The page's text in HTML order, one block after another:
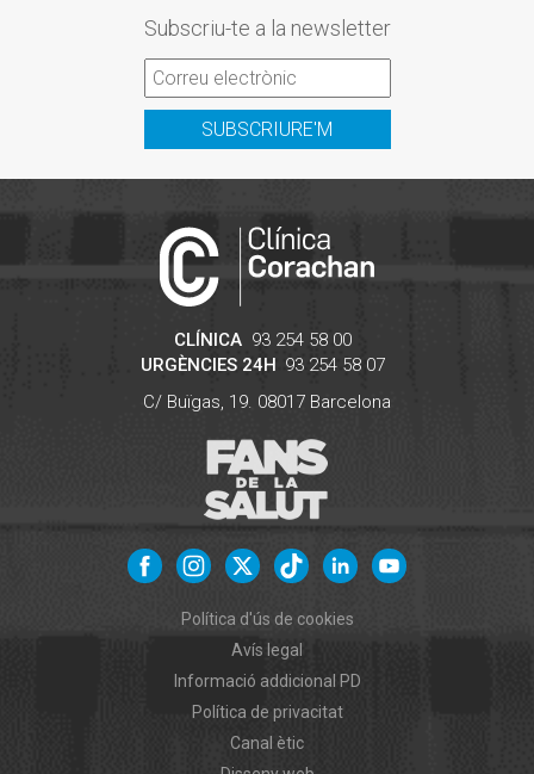
Subscriu-te a la newsletter
SUBSCRIURE'M
CLÍNICA 93 254 58 00
URGÈNCIES 24H 93 254 58 07
C/ Buïgas, 19. 08017 Barcelona
Política d'ús de cookies
Avís legal
Informació addicional PD
Política de privacitat
Canal ètic